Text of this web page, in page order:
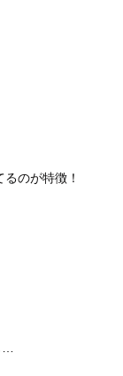
のが特徴！